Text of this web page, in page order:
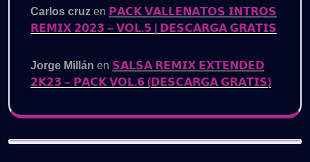
Carlos cruz en 𝗣𝗔𝗖𝗞 𝗩𝗔𝗟𝗟𝗘𝗡𝗔𝗧𝗢𝗦 𝗜𝗡𝗧𝗥𝗢𝗦
𝗥𝗘𝗠𝗜𝗫 𝟮𝟬𝟮𝟯 – 𝗩𝗢𝗟.𝟱 | 𝗗𝗘𝗦𝗖𝗔𝗥𝗚𝗔 𝗚𝗥𝗔𝗧𝗜𝗦
Jorge Millán en 𝗦𝗔𝗟𝗦𝗔 𝗥𝗘𝗠𝗜𝗫 𝗘𝗫𝗧𝗘𝗡𝗗𝗘𝗗
𝟮𝗞𝟮𝟯 – 𝗣𝗔𝗖𝗞 𝗩𝗢𝗟.𝟲 (𝗗𝗘𝗦𝗖𝗔𝗥𝗚𝗔 𝗚𝗥𝗔𝗧𝗜𝗦)